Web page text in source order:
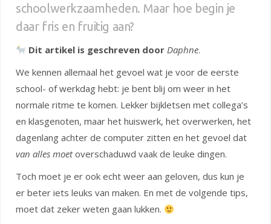
schoolwerkzaamheden. Maar hoe begin je
daar fris en fruitig aan?
Dit artikel is geschreven door Daphne.
We kennen allemaal het gevoel wat je voor de eerste
school- of werkdag hebt: je bent blij om weer in het
normale ritme te komen. Lekker bijkletsen met collega’s
en klasgenoten, maar het huiswerk, het overwerken, het
dagenlang achter de computer zitten en het gevoel dat
van alles moetoverschaduwd vaak de leuke dingen.
Toch moet je er ook echt weer aan geloven, dus kun je
er beter iets leuks van maken. En met de volgende tips,
moet dat zeker weten gaan lukken.